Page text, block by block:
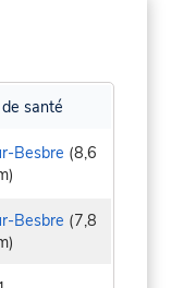
santé
Besbre (8,6
Besbre (7,8